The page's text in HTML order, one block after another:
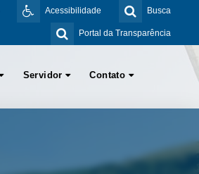
Busca
Acessibilidade
Portal da Transparência
Servidor Contato